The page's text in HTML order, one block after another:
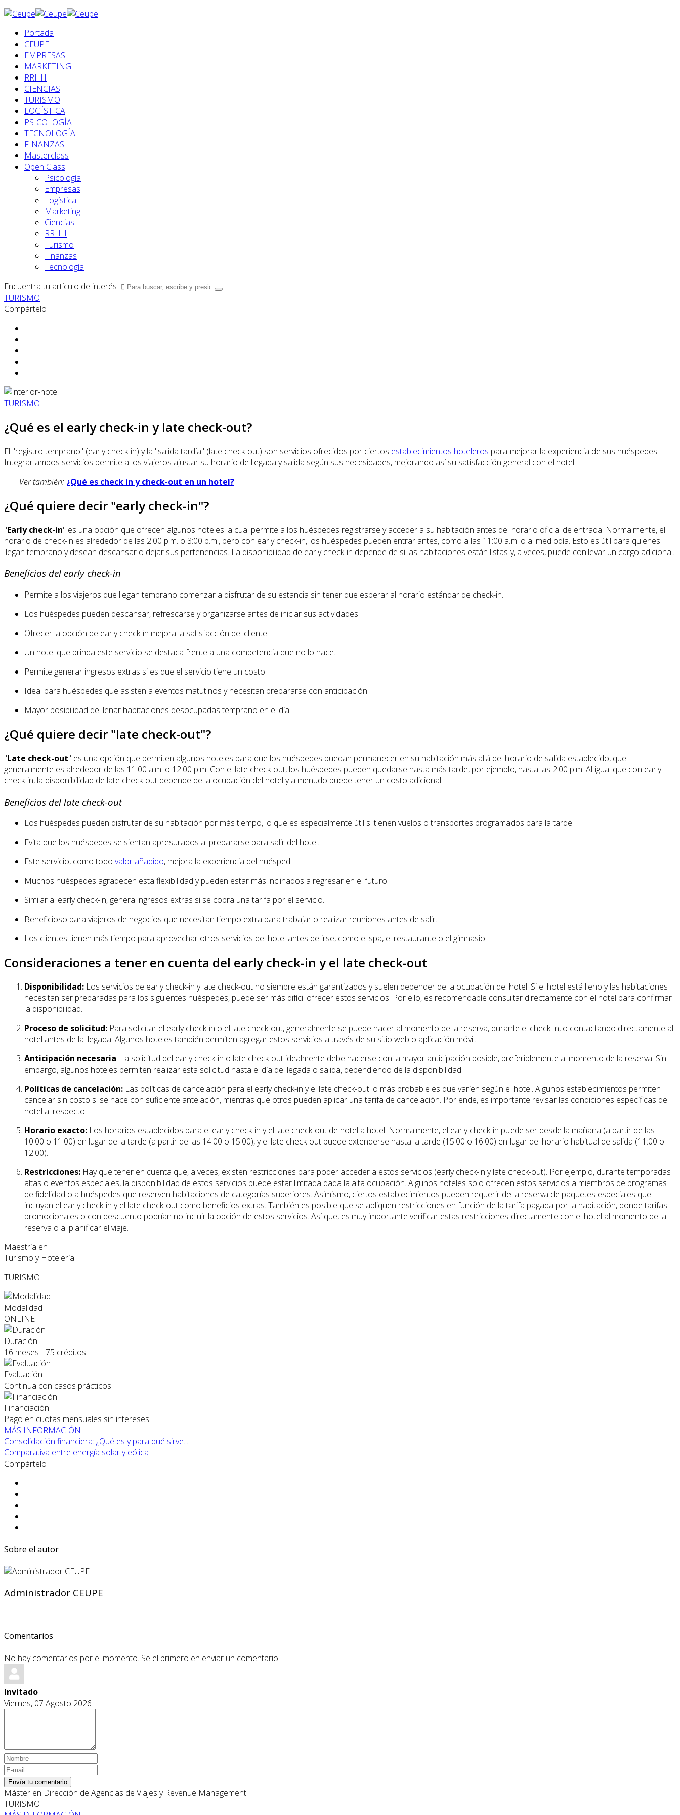
Portada
CEUPE
EMPRESAS
MARKETING
RRHH
CIENCIAS
TURISMO
LOGÍSTICA
PSICOLOGÍA
TECNOLOGÍA
FINANZAS
Masterclass
Open Class
Psicología
Empresas
Logística
Marketing
Ciencias
RRHH
Turismo
Finanzas
Tecnología
Encuentra tu artículo de interés
TURISMO
Compártelo
TURISMO
¿Qué es el early check-in y late check-out?
El "registro temprano" (early check-in) y la "salida tardía" (late check-out) son servicios ofrecidos por ciertos establecimientos hoteleros para mejorar la experiencia de sus huéspedes.
Integrar ambos servicios permite a los viajeros ajustar su horario de llegada y salida según sus necesidades, mejorando así su satisfacción general con el hotel.
Ver también: ¿Qué es check in y check-out en un hotel?
¿Qué quiere decir "early check-in"?
"Early check-in" es una opción que ofrecen algunos hoteles la cual permite a los huéspedes registrarse y acceder a su habitación antes del horario oficial de entrada. Normalmente, el
horario de check-in es alrededor de las 2:00 p.m. o 3:00 p.m., pero con early check-in, los huéspedes pueden entrar antes, como a las 11:00 a.m. o al mediodía. Esto es útil para quienes
llegan temprano y desean descansar o dejar sus pertenencias. La disponibilidad de early check-in depende de si las habitaciones están listas y, a veces, puede conllevar un cargo adicional.
Beneficios del early check-in
Permite a los viajeros que llegan temprano comenzar a disfrutar de su estancia sin tener que esperar al horario estándar de check-in.
Los huéspedes pueden descansar, refrescarse y organizarse antes de iniciar sus actividades.
Ofrecer la opción de early check-in mejora la satisfacción del cliente.
Un hotel que brinda este servicio se destaca frente a una competencia que no lo hace.
Permite generar ingresos extras si es que el servicio tiene un costo.
Ideal para huéspedes que asisten a eventos matutinos y necesitan prepararse con anticipación.
Mayor posibilidad de llenar habitaciones desocupadas temprano en el día.
¿Qué quiere decir "late check-out"?
"Late check-out" es una opción que permiten algunos hoteles para que los huéspedes puedan permanecer en su habitación más allá del horario de salida establecido, que
generalmente es alrededor de las 11:00 a.m. o 12:00 p.m. Con el late check-out, los huéspedes pueden quedarse hasta más tarde, por ejemplo, hasta las 2:00 p.m. Al igual que con early
check-in, la disponibilidad de late check-out depende de la ocupación del hotel y a menudo puede tener un costo adicional.
Beneficios del late check-out
Los huéspedes pueden disfrutar de su habitación por más tiempo, lo que es especialmente útil si tienen vuelos o transportes programados para la tarde.
Evita que los huéspedes se sientan apresurados al prepararse para salir del hotel.
Este servicio, como todo valor añadido, mejora la experiencia del huésped.
Muchos huéspedes agradecen esta flexibilidad y pueden estar más inclinados a regresar en el futuro.
Similar al early check-in, genera ingresos extras si se cobra una tarifa por el servicio.
Beneficioso para viajeros de negocios que necesitan tiempo extra para trabajar o realizar reuniones antes de salir.
Los clientes tienen más tiempo para aprovechar otros servicios del hotel antes de irse, como el spa, el restaurante o el gimnasio.
Consideraciones a tener en cuenta del early check-in y el late check-out
Disponibilidad: Los servicios de early check-in y late check-out no siempre están garantizados y suelen depender de la ocupación del hotel. Si el hotel está lleno y las habitaciones
necesitan ser preparadas para los siguientes huéspedes, puede ser más difícil ofrecer estos servicios. Por ello, es recomendable consultar directamente con el hotel para confirmar
la disponibilidad.
Proceso de solicitud: Para solicitar el early check-in o el late check-out, generalmente se puede hacer al momento de la reserva, durante el check-in, o contactando directamente al
hotel antes de la llegada. Algunos hoteles también permiten agregar estos servicios a través de su sitio web o aplicación móvil.
Anticipación necesaria: La solicitud del early check-in o late check-out idealmente debe hacerse con la mayor anticipación posible, preferiblemente al momento de la reserva. Sin
embargo, algunos hoteles permiten realizar esta solicitud hasta el día de llegada o salida, dependiendo de la disponibilidad.
Políticas de cancelación: Las políticas de cancelación para el early check-in y el late check-out lo más probable es que varíen según el hotel. Algunos establecimientos permiten
cancelar sin costo si se hace con suficiente antelación, mientras que otros pueden aplicar una tarifa de cancelación. Por ende, es importante revisar las condiciones específicas del
hotel al respecto.
Horario exacto: Los horarios establecidos para el early check-in y el late check-out de hotel a hotel. Normalmente, el early check-in puede ser desde la mañana (a partir de las
10:00 o 11:00) en lugar de la tarde (a partir de las 14:00 o 15:00), y el late check-out puede extenderse hasta la tarde (15:00 o 16:00) en lugar del horario habitual de salida (11:00 o
12:00).
Restricciones: Hay que tener en cuenta que, a veces, existen restricciones para poder acceder a estos servicios (early check-in y late check-out). Por ejemplo, durante temporadas
altas o eventos especiales, la disponibilidad de estos servicios puede estar limitada dada la alta ocupación. Algunos hoteles solo ofrecen estos servicios a miembros de programas
de fidelidad o a huéspedes que reserven habitaciones de categorías superiores. Asimismo, ciertos establecimientos pueden requerir de la reserva de paquetes especiales que
incluyan el early check-in y el late check-out como beneficios extras. También es posible que se apliquen restricciones en función de la tarifa pagada por la habitación, donde tarifas
promocionales o con descuento podrían no incluir la opción de estos servicios. Así que, es muy importante verificar estas restricciones directamente con el hotel al momento de la
reserva o al planificar el viaje.
Maestría en
Turismo y Hotelería
TURISMO
Modalidad
ONLINE
Duración
16 meses - 75 créditos
Evaluación
Continua con casos prácticos
Financiación
Pago en cuotas mensuales sin intereses
MÁS INFORMACIÓN
Consolidación financiera: ¿Qué es y para qué sirve...
Comparativa entre energía solar y eólica
Compártelo
Sobre el autor
Administrador CEUPE
Comentarios
No hay comentarios por el momento. Se el primero en enviar un comentario.
Invitado
Viernes, 07 Agosto 2026
Envía tu comentario
Máster en Dirección de Agencias de Viajes y Revenue Management
TURISMO